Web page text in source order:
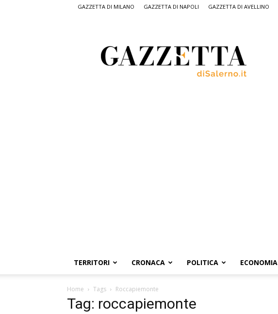
GAZZETTA DI MILANO GAZZETTA DI NAPOLI GAZZETTA DI AVELLINO
Salerno,
il
quotidiano
TERRITORI CRONACA POLITICA ECONOMIA
Home Tags Roccapiemonte
Tag: roccapiemonte